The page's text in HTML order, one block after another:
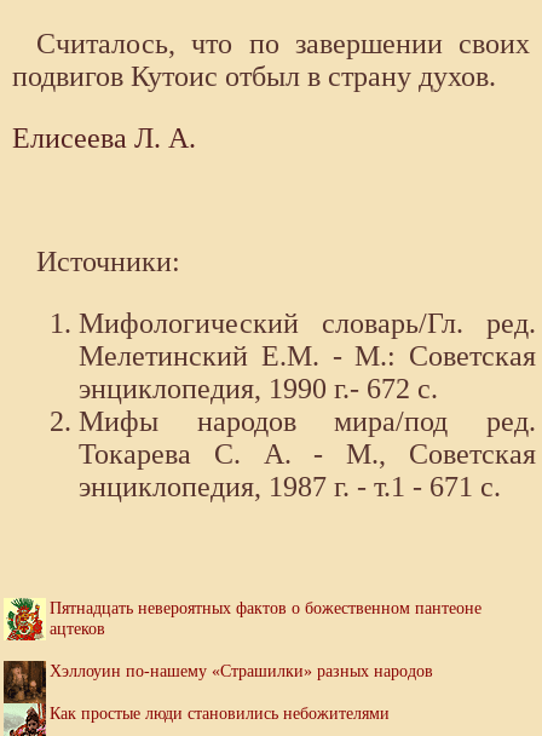
Считалось, что по завершении своих
подвигов Кутоис отбыл в страну духов.
Елисеева Л. А.
Источники:
Мифологический словарь/Гл. ред.
Мелетинский Е.М. - М.: Советская
энциклопедия, 1990 г.- 672 с.
Мифы народов мира/под ред.
Токарева С. А. - М., Советская
энциклопедия, 1987 г. - т.1 - 671 с.
Пятнадцать невероятных фактов о божественном пантеоне
ацтеков
Хэллоуин по-нашему «Страшилки» разных народов
Как простые люди становились небожителями